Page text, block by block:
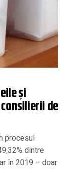
și
de
procesul
dintre
în 2019 – doar